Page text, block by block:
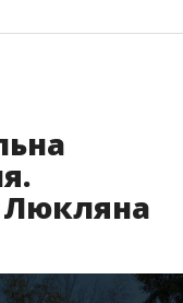
Люкляна